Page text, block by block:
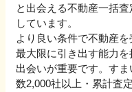
と出会える不動産一括査
しています。
より良い条件で不動産
最大限に引き出す能力
出会いが重要です。す
数2,000社以上・累計査